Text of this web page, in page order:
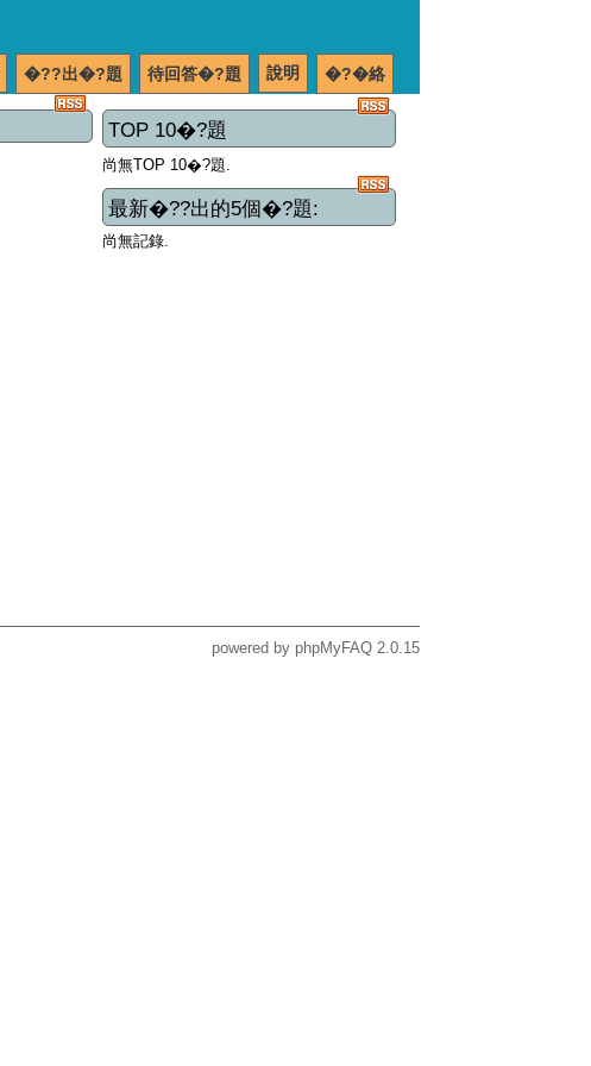
�?�絡
說明
待回答�?題
�??出�?題
TOP 10�?題
尚無TOP 10�?題.
最新�??出的5個�?題:
尚無記錄.
powered by phpMyFAQ 2.0.15